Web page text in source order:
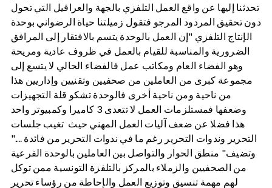
تحدثنا إليها عن واقع العمل التلفزي بالجهة والعراقيل التي تحول
دون تحقيق المردود المرجو فتقول زميلتنا حياة الرضواني بوحدة
الإنتاج التلفزي "إن العمل بالوحدة يتسم بالافتقار إلى المرافق
الضرورية والمناسبة للقيام بالعمل في ظروف عادية ومريحة
وهو الفضاء العام ومكاتب عمل فالفضاء الحالي لا يتسع إلى
مجموعة كبرى من العاملين من صحفيين وتقنيين وإداريين هذا
من ناحية ومن ناحية أخرى فالوحدة تشكو قلة التجهيزات
وضعفها فمستلزمات العمل لا تتعدى 3 كاميرا وكمبيوتر واحد
هذا فضلا عن ضعف آليات العمل المهني حيث تغيب جلسات
التحرير وندوات التحرير رغم ما في ندوات التحرير من فائدة ...."
وتضيف" منطق الحوار والتواصل بين العاملين بالوحدة الفرعية
من الصحفيين والزملاء بالمركز بالتلفزة التونسية ممن توكل
لهم مهمة تنسيق وتوزيع العمل والإحاطة من رؤساء تحرير